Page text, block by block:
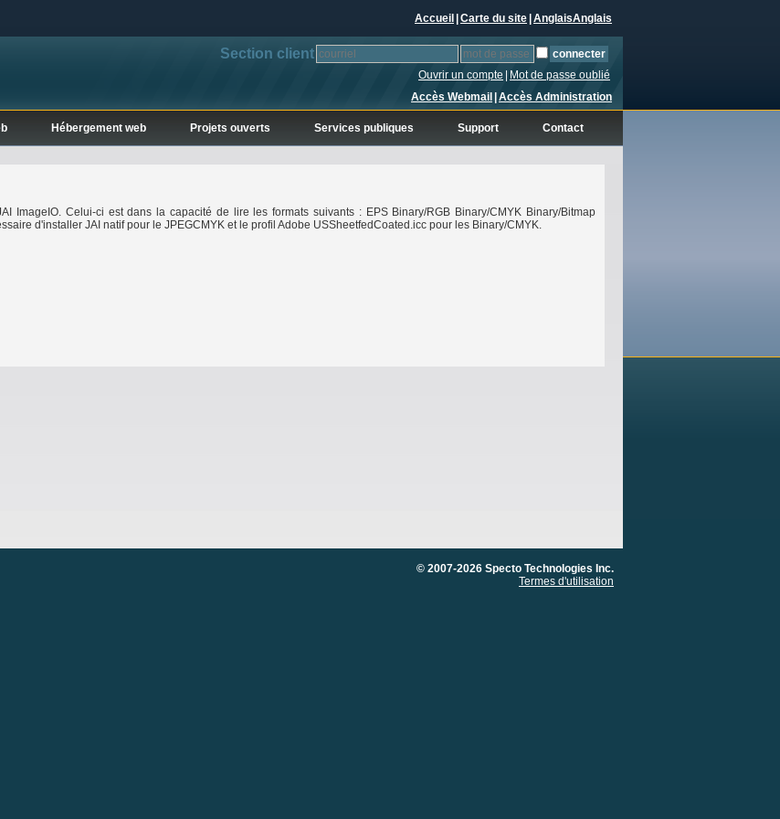
Accueil Carte du site AnglaisAnglais
Section client
Ouvrir un compte
Mot de passe oublié
Accès Webmail
Accès Administration
Hébergement web Projets ouverts Services publiques Support Contact
ImageIO. Celui-ci est dans la capacité de lire les formats suivants : EPS Binary/RGB Binary/CMYK Binary/Bitmap
d'installer JAI natif pour le JPEGCMYK et le profil Adobe USSheetfedCoated.icc pour les Binary/CMYK.
© 2007-2026 Specto Technologies Inc.
Termes d'utilisation